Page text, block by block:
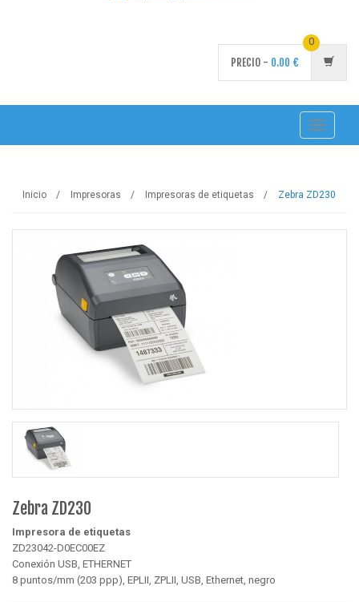
PRECIO - 0.00 €
0
Toggle
Inicio Impresoras Impresoras de etiquetas Zebra ZD230
Zebra ZD230
Impresora de etiquetas
ZD23042-D0EC00EZ
Conexión USB, ETHERNET
8 puntos/mm (203 ppp), EPLII, ZPLII, USB, Ethernet, negro